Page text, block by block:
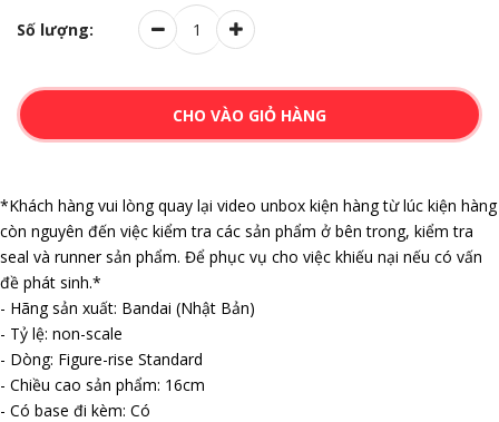
Số lượng:
CHO VÀO GIỎ HÀNG
*Khách hàng vui lòng quay lại video unbox kiện hàng từ lúc kiện hàng
còn nguyên đến việc kiểm tra các sản phẩm ở bên trong, kiểm tra
seal và runner sản phẩm. Để phục vụ cho việc khiếu nại nếu có vấn
đề phát sinh.*
- Hãng sản xuất: Bandai (Nhật Bản)
- Tỷ lệ: non-scale
- Dòng: Figure-rise Standard
- Chiều cao sản phẩm: 16cm
- Có base đi kèm: Có